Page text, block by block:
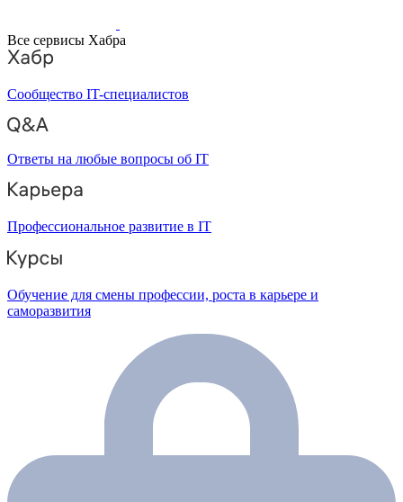
Все сервисы Хабра
Сообщество IT-специалистов
Ответы на любые вопросы об IT
Профессиональное развитие в IT
Обучение для смены профессии, роста в карьере и
саморазвития